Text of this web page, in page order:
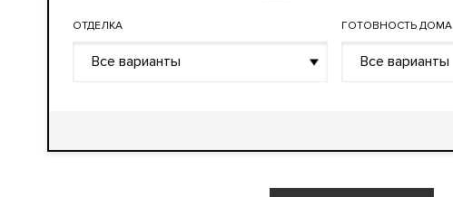
ОТДЕЛКА
Все варианты
ГОТОВНОСТЬ ДОМА
Все варианты